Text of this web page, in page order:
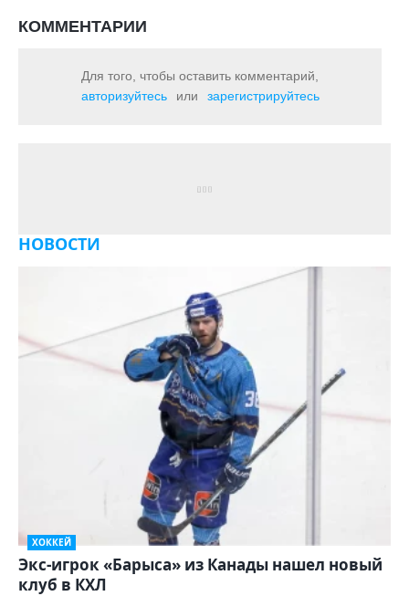
КОММЕНТАРИИ
Для того, чтобы оставить комментарий,
авторизуйтесь
или зарегистрируйтесь
НОВОСТИ
ХОККЕЙ
Экс-игрок «Барыса» из Канады нашел новый
клуб в КХЛ